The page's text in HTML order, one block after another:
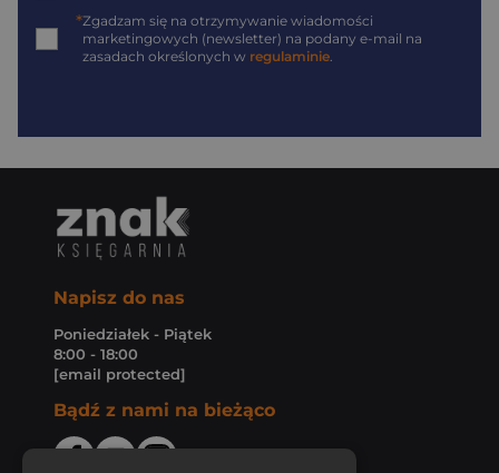
*Zgadzam się na otrzymywanie wiadomości
marketingowych (newsletter) na podany e-mail na
zasadach określonych w regulaminie.
Napisz do nas
Poniedziałek - Piątek
8:00 - 18:00
[email protected]
Bądź z nami na bieżąco